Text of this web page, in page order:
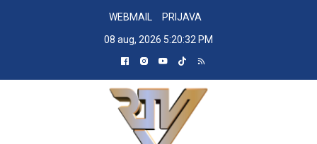
WEBMAIL
PRIJAVA
08 aug, 2026 5:20:33 PM